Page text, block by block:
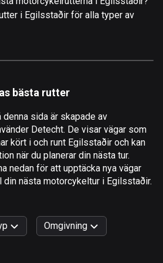
Jungfruöarna
i Egilsstaðir för alla typer av
bästa rutter
sida är skapade av
Detecht. De visar vägar som
kört i och runt Egilsstaðir och kan
när du planerar din nästa tur.
nedan för att upptäcka nya vägar
nästa motorcykeltur i Egilsstaðir.
Omgivning